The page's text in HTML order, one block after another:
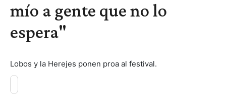
mío a gente que no lo
espera"
Lobos y la Herejes ponen proa al festival.